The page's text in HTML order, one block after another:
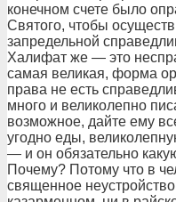
конечном счете было
Святого, чтобы
запредельной
Халифат же — это
самая великая, форма
права не есть
много и великолепно
возможное, дайте ему
угодно еды,
— и он обязательно
Почему? Потому что в
священное